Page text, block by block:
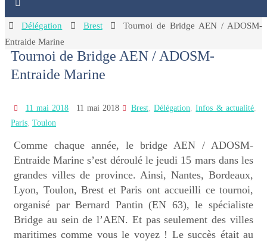
HomeDélégation Brest
Tournoi de Bridge AEN / ADOSM-
Entraide Marine
Tournoi de Bridge AEN / ADOSM-
Entraide Marine
11 mai 2018 11 mai 2018 Brest,Délégation,Infos & actualité,
Paris, Toulon
Comme chaque année, le bridge AEN / ADOSM-
Entraide Marine s’est déroulé le jeudi 15 mars dans les
grandes villes de province. Ainsi, Nantes, Bordeaux,
Lyon, Toulon, Brest et Paris ont accueilli ce tournoi,
organisé par Bernard Pantin (EN 63), le spécialiste
Bridge au sein de l’AEN. Et pas seulement des villes
maritimes comme vous le voyez ! Le succès était au